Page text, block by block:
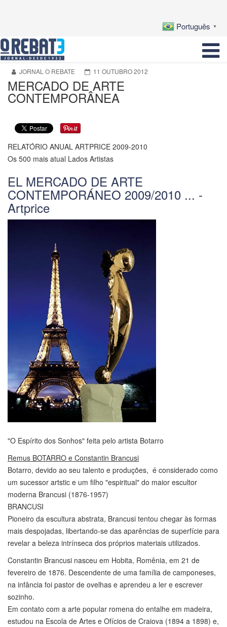
Português ▼
JORNAL O REBATE 11 OUTUBRO 2012
MERCADO DE ARTE
CONTEMPORÂNEA
RELATÓRIO ANUAL ARTPRICE 2009-2010
Os 500 mais atual Lados Artistas
EL MERCADO DE ARTE
CONTEMPORÁNEO 2009/2010 ... -
Artprice
"O Espírito dos Sonhos" feita pelo artista Botarro
Remus BOTARRO e Constantin Brancusi
Botarro, devido ao seu talento e produções, é considerado como
um sucessor artstic e um filho "espiritual" do maior escultor
moderna Brancusi (1876-1957)
BRANCUSI
Pioneiro da escultura abstrata, Brancusi tentou chegar às formas
mais despojadas, libertando-se das aparências de superfície para
revelar a beleza intrínseca dos próprios materiais utilizados.
Constantin Brancusi nasceu em Hobita, Romênia, em 21 de
fevereiro de 1876. Descendente de uma família de camponeses,
na infância foi pastor de ovelhas e aprendeu a ler e escrever
sozinho.
Em contato com a arte popular romena do entalhe em madeira,
estudou na Escola de Artes e Ofícios de Craiova (1894 a 1898) e,